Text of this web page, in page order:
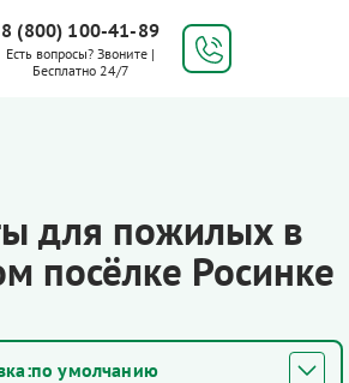
8 (800) 100-41-89
Есть вопросы? Звоните |
Бесплатно 24/7
для пожилых в
посёлке Росинке
по умолчанию